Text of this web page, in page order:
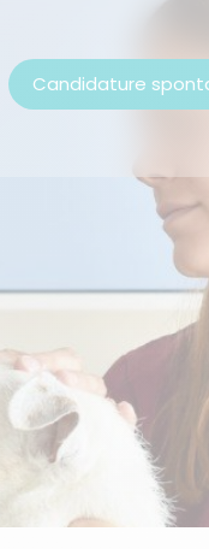
Candidature